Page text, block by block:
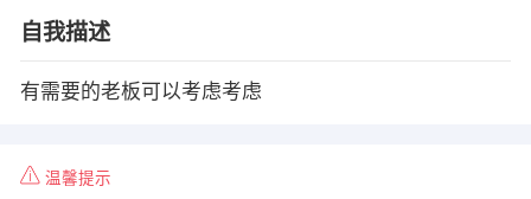
自我描述
有需要的老板可以考虑考虑
温馨提示